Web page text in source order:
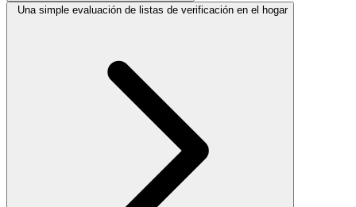
Una simple evaluación de listas de verificación en el hogar